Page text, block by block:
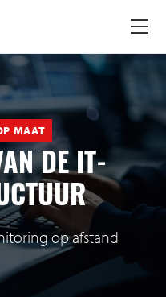
MAAT
DE IT-
op afstand